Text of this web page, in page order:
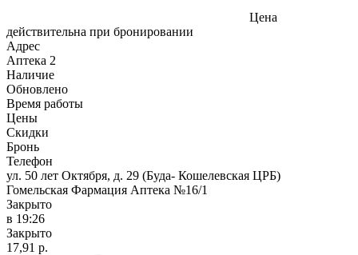
Цена
действительна при бронировании
Адрес
Аптека 2
Наличие
Обновлено
Время работы
Цены
Скидки
Бронь
Телефон
ул. 50 лет Октября, д. 29 (Буда- Кошелевская ЦРБ)
Гомельская Фармация Аптека №16/1
Закрыто
в 19:26
Закрыто
17,91 р.